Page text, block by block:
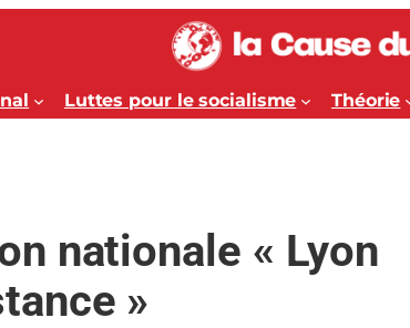
Luttes pour le socialisme Théorie
nationale « Lyon
»